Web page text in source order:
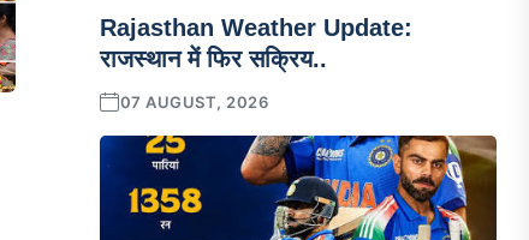
Rajasthan Weather Update:
राजस्थान में फिर सक्रिय..
07 AUGUST, 2026